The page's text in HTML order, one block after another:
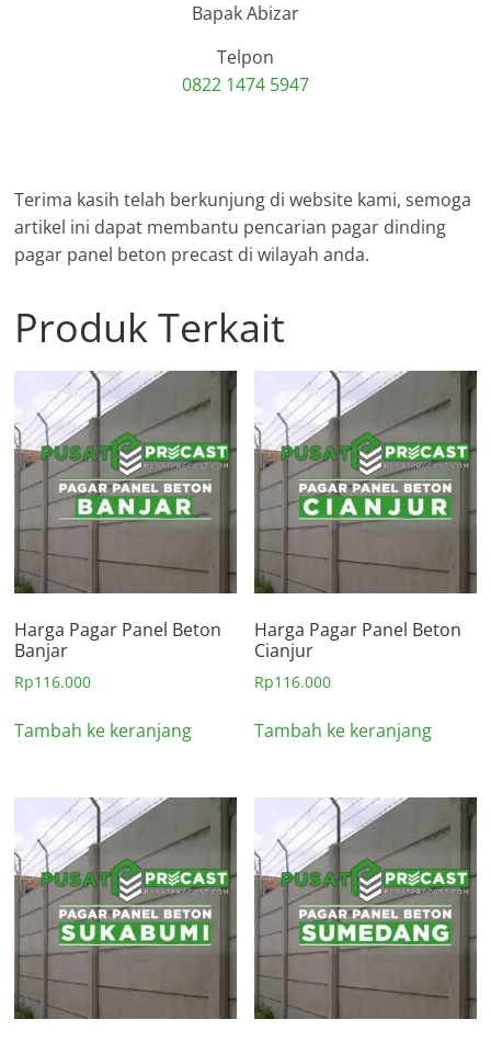
Bapak Abizar
Telpon
0822 1474 5947
Terima kasih telah berkunjung di website kami, semoga
artikel ini dapat membantu pencarian pagar dinding
pagar panel beton precast di wilayah anda.
Produk Terkait
Harga Pagar Panel Beton
Banjar
Rp116.000
Tambah ke keranjang
Harga Pagar Panel Beton
Cianjur
Rp116.000
Tambah ke keranjang